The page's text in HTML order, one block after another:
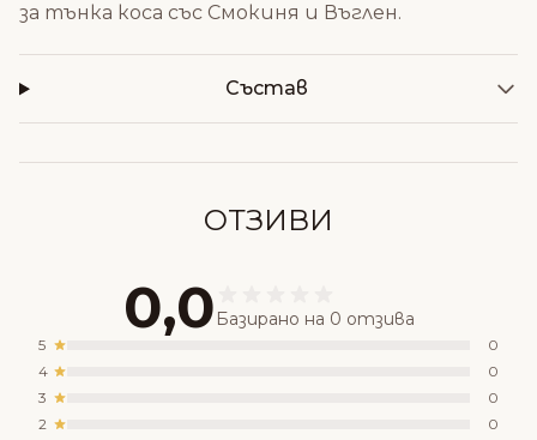
за тънка коса със Смокиня и Въглен.
Състав
ОТЗИВИ
0,0 Базирано на 0 отзива
5
0
4
0
3
0
2
0